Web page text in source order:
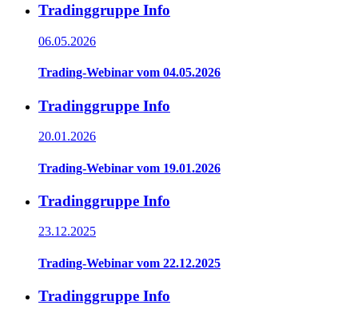
Tradinggruppe Info
06.05.2026
Trading-Webinar vom 04.05.2026
Tradinggruppe Info
20.01.2026
Trading-Webinar vom 19.01.2026
Tradinggruppe Info
23.12.2025
Trading-Webinar vom 22.12.2025
Tradinggruppe Info